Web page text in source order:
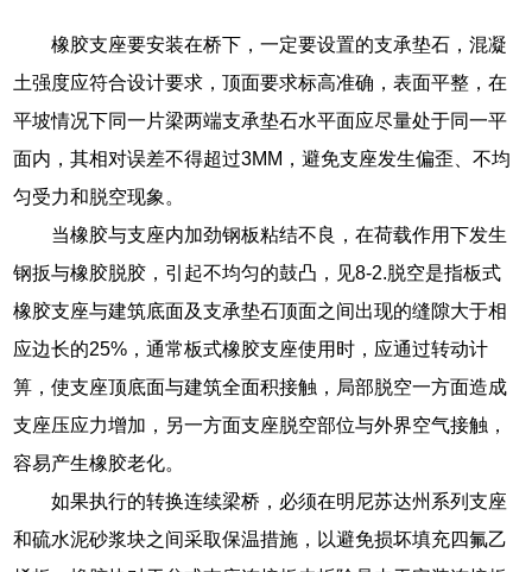
橡胶支座要安装在桥下，一定要设置的支承垫石，混凝
土强度应符合设计要求，顶面要求标高准确，表面平整，在
平坡情况下同一片梁两端支承垫石水平面应尽量处于同一平
面内，其相对误差不得超过3MM，避免支座发生偏歪、不均
匀受力和脱空现象。
当橡胶与支座内加劲钢板粘结不良，在荷载作用下发生
钢扳与橡胶脱胶，引起不均匀的鼓凸，见8-2.脱空是指板式
橡胶支座与建筑底面及支承垫石顶面之间出现的缝隙大于相
应边长的25%，通常板式橡胶支座使用时，应通过转动计
箅，使支座顶底面与建筑全面积接触，局部脱空一方面造成
支座压应力增加，另一方面支座脱空部位与外界空气接触，
容易产生橡胶老化。
如果执行的转换连续梁桥，必须在明尼苏达州系列支座
和硫水泥砂浆块之间采取保温措施，以避免损坏填充四氟乙